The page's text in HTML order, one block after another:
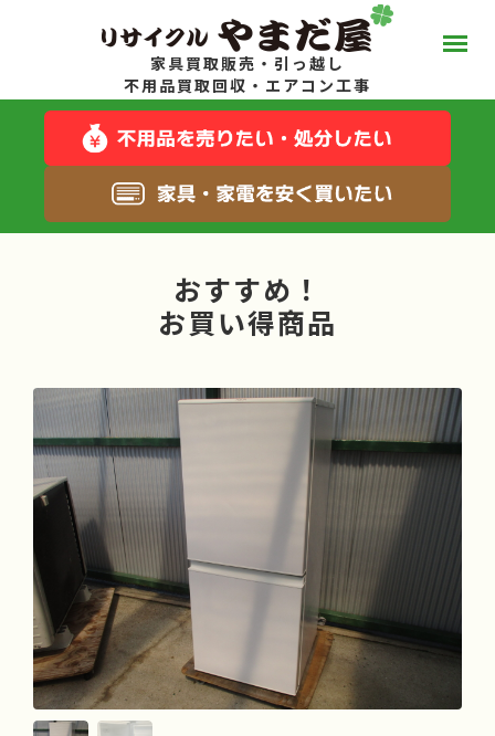
家具買取販売・引っ越し
不用品買取回収・エアコン工事
おすすめ！
お買い得商品
やまだ屋って？
スタッフブログ
キャンペーン一覧
サービス一覧
料金について
お得な在庫商品
よくある質問
採用情報